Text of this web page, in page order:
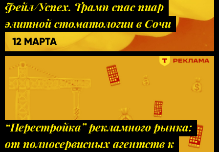
Фейл/Успех. Трамп спас пиар
элитной стоматологии в Сочи
12 МАРТА
“Перестройка” рекламного рынка:
от полносервисных агентств к